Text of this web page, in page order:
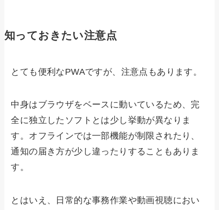
知っておきたい注意点
とても便利なPWAですが、注意点もあります。
中身はブラウザをベースに動いているため、完
全に独立したソフトとは少し挙動が異なりま
す。オフラインでは一部機能が制限されたり、
通知の届き方が少し違ったりすることもありま
す。
とはいえ、日常的な事務作業や動画視聴におい